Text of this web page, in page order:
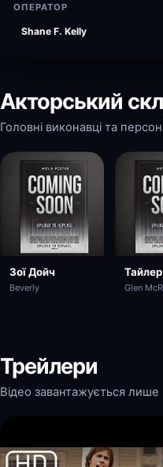
ОПЕРАТОР
Shane F. Kelly
Акторський
Головні виконавці та
Зої Дойч
Beverly
Тайлер
Glen
Трейлери
Відео завантажується лише